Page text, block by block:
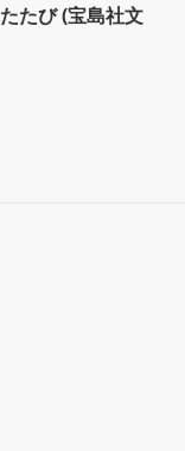
たび (宝島社文